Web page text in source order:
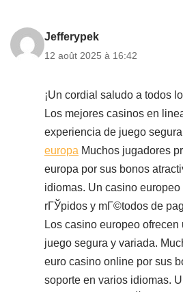
Jefferypek
12 août 2025 à 16:42
¡Un cordial saludo a todos
Los mejores casinos en
experiencia de juego
europa Muchos jugadores
europa por sus bonos
idiomas. Un casino
rГЎpidos y mГ©todos de
Los casino europeo
juego segura y variada.
euro casino online por sus
soporte en varios idiomas.